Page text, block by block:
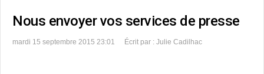
Nous envoyer vos services de presse
mardi 15 septembre 2015 23:01 Écrit par : Julie Cadilhac